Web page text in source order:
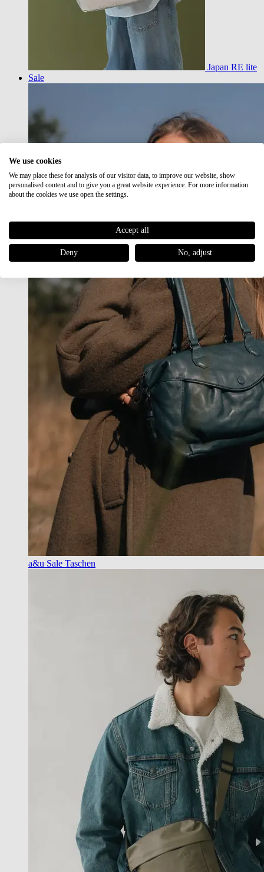
Japan RE lite
Sale
a&u Sale Taschen
We use cookies
We may place these for analysis of our visitor data, to improve our website, show
personalised content and to give you a great website experience. For more information
about the cookies we use open the settings.
Accept all
Deny No, adjust